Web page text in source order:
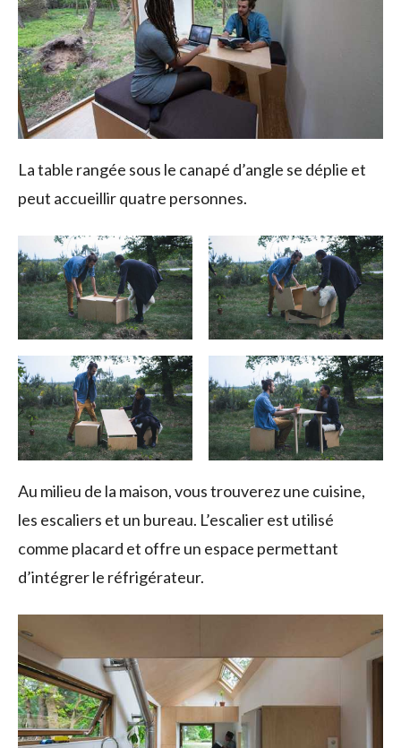
La table rangée sous le canapé d’angle se déplie et
peut accueillir quatre personnes.
Au milieu de la maison, vous trouverez une cuisine,
les escaliers et un bureau. L’escalier est utilisé
comme placard et offre un espace permettant
d’intégrer le réfrigérateur.